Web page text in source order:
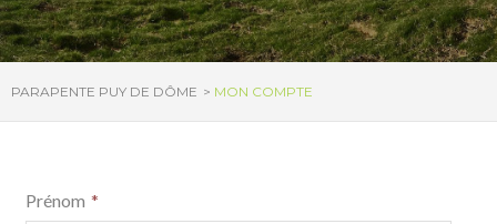
PARAPENTE PUY DE DÔME MON COMPTE
Prénom